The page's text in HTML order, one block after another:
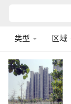
类型 区域